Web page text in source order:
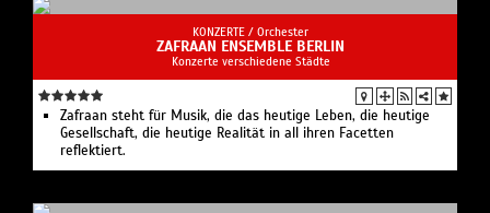
KONZERTE / Orchester
ZAFRAAN ENSEMBLE BERLIN
Konzerte verschiedene Städte
Zafraan steht für Musik, die das heutige Leben, die heutige
Gesellschaft, die heutige Realität in all ihren Facetten
reflektiert.